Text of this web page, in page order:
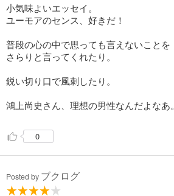
小気味よいエッセイ。
ユーモアのセンス、好きだ！
普段の心の中で思っても言えないことを
さらりと言ってくれたり。
鋭い切り口で風刺したり。
鴻上尚史さん、理想の男性なんだよなあ。
0
Posted by ブクログ